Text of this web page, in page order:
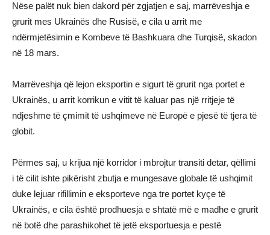
Nëse palët nuk bien dakord për zgjatjen e saj, marrëveshja e
grurit mes Ukrainës dhe Rusisë, e cila u arrit me
ndërmjetësimin e Kombeve të Bashkuara dhe Turqisë, skadon
në 18 mars.
Marrëveshja që lejon eksportin e sigurt të grurit nga portet e
Ukrainës, u arrit korrikun e vitit të kaluar pas një rritjeje të
ndjeshme të çmimit të ushqimeve në Europë e pjesë të tjera të
globit.
Përmes saj, u krijua një korridor i mbrojtur transiti detar, qëllimi
i të cilit ishte pikërisht zbutja e mungesave globale të ushqimit
duke lejuar rifillimin e eksporteve nga tre portet kyçe të
Ukrainës, e cila është prodhuesja e shtatë më e madhe e grurit
në botë dhe parashikohet të jetë eksportuesja e pestë